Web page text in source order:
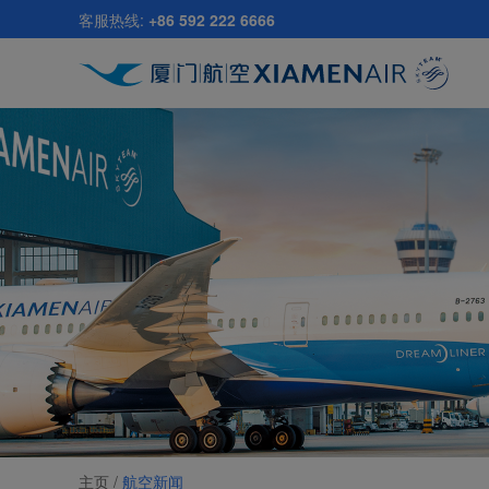
至
内
容
客服热线: +86 592 222 6666
主页 / 航空新闻